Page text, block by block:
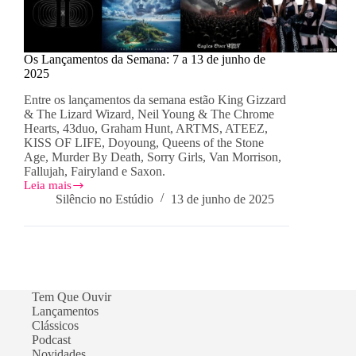
Os Lançamentos da Semana: 7 a 13 de junho de
2025
Entre os lançamentos da semana estão King Gizzard
& The Lizard Wizard, Neil Young & The Chrome
Hearts, 43duo, Graham Hunt, ARTMS, ATEEZ,
KISS OF LIFE, Doyoung, Queens of the Stone
Age, Murder By Death, Sorry Girls, Van Morrison,
Fallujah, Fairyland e Saxon.
Leia mais
Os
Lançamentos
junho
de
2025
Silêncio no Estúdio 13 de junho de 2025
Tem Que Ouvir
Lançamentos
Clássicos
Podcast